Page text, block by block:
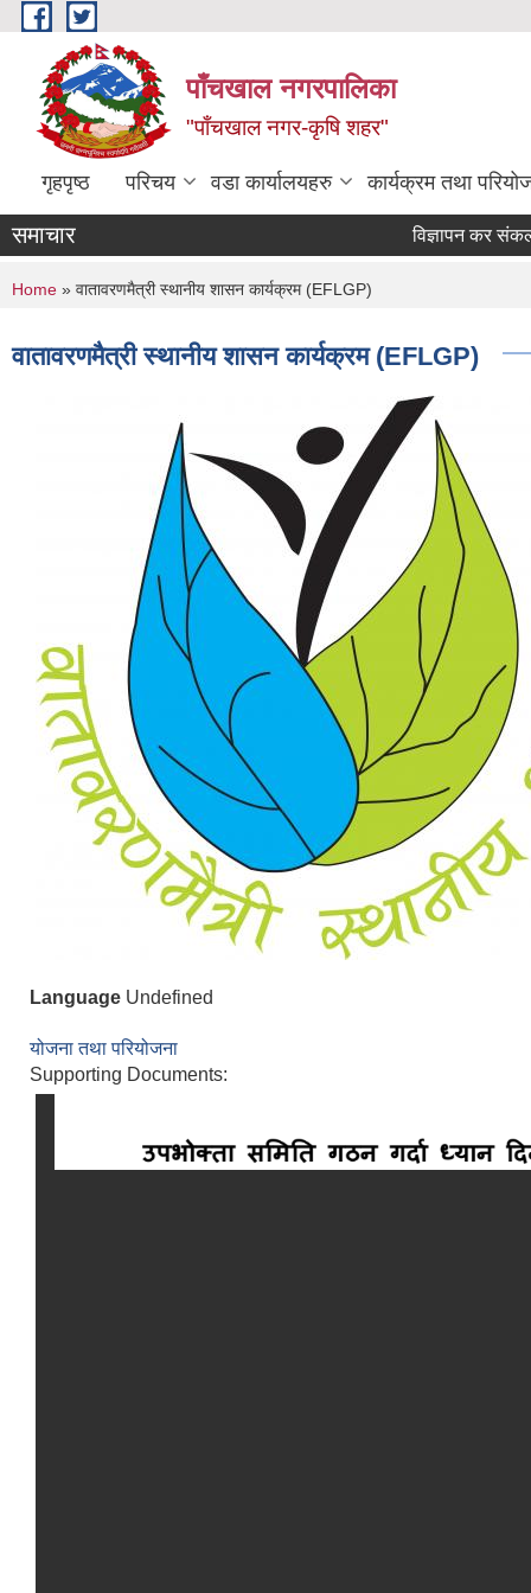
Skip to main content
पाँचखाल नगरपालिका
"पाँचखाल नगर-कृषि शहर"
गृहपृष्ठ परिचय वडा कार्यालयहरु कार्यक्रम तथा
समाचार विज्ञापन कर संकलन
You are here
Home » वातावरणमैत्री स्थानीय शासन कार्यक्रम (EFLGP)
वातावरणमैत्री स्थानीय शासन कार्यक्रम (EFLGP)
Language Undefined
योजना तथा परियोजना
Supporting Documents: